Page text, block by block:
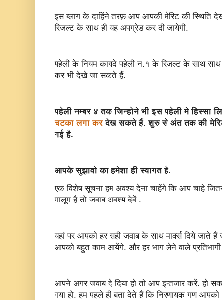
इस ब्लाग के दाहिंने तरफ़ आप आपकी मेरिट की स्थिति
रिजल्ट के साथ ही यह अपग्रेड कर दी जायेगी.
पहेली के नियम कायदे पहेली न.१ के रिजल्ट के साथ
कर भी देखे जा सकते हैं.
पहेली नम्बर ४ तक जिन्होने भी इस पहेली मे हिस्सा
चटका लगा करदेख सकते हैं. शुरु से अंत तक की
गई है.
आपके सुझावो का हमेशा ही स्वागत है.
एक विशेष सूचना हम अवश्य देना चाहेंगे कि आप चाहे
मालूम है तो जवाब अवश्य देवें .
यहां पर आपको हर सही जवाब के साथ मार्क्स दिये जाते हैं
आपको बहुत काम आयेंगे. और हर भाग लेने वाले
आपने अगर जवाब दे दिया हो तो आप इन्तजार करें. हो
गया हो. हम पहले ही बता देते हैं कि निरणायक गण